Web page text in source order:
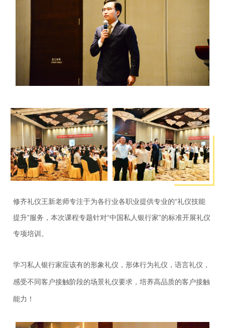
修齐礼仪王新老师专注于为各行业各职业提供专业的“礼仪技能
提升”服务，本次课程专题针对“中国私人银行家”的标准开展礼仪
专项培训。
学习私人银行家应该有的形象礼仪，形体行为礼仪，语言礼仪，
感受不同客户接触阶段的场景礼仪要求，培养高品质的客户接触
能力！